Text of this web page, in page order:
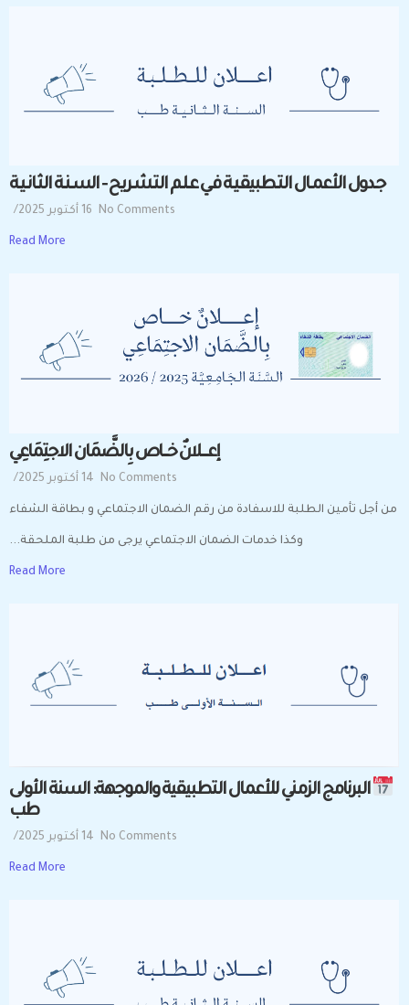
جــدول الأعمــال التــطبيقـيــة فــي عــلــم التــشــريــح – الســنــة الثــانــيــة
16 أكتوبر 2025 / No Comments
Read More
إعـــــــلانٌ خـــــاص بِالضَّمَان الاجتِمَاعِي
14 أكتوبر 2025 / No Comments
من أجل تأمين الطلبة للاسفادة من رقم الضمان الاجتماعي و بطاقة الشفاء
وكذا خدمات الضمان الاجتماعي يرجى من طلبة الملحقة...
Read More
البرنامج الزمني للأعمال التطبيقية والموجهة: السنة الأولى
طب
14 أكتوبر 2025 / No Comments
Read More